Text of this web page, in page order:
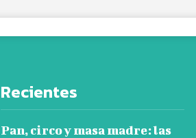
Recientes
Pan, circo y masa madre: las